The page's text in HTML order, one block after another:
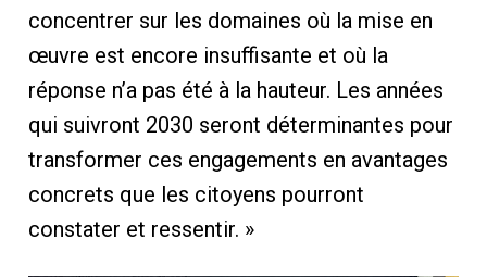
concentrer sur les domaines où la mise en
œuvre est encore insuffisante et où la
réponse n’a pas été à la hauteur. Les années
qui suivront 2030 seront déterminantes pour
transformer ces engagements en avantages
concrets que les citoyens pourront
constater et ressentir. »